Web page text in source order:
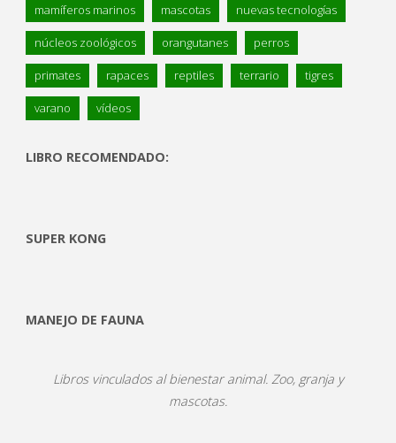
mamíferos marinos mascotas nuevas tecnologías
núcleos zoológicos orangutanes perros
primates rapaces reptiles terrario tigres
varano vídeos
LIBRO RECOMENDADO:
SUPER KONG
MANEJO DE FAUNA
Libros vinculados al bienestar animal. Zoo, granja y
mascotas.